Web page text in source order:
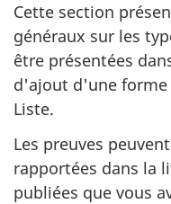
Cette section
généraux sur les
être présentées
d'ajout d'une forme
Liste.
Les preuves
rapportées dans la
publiées que vous